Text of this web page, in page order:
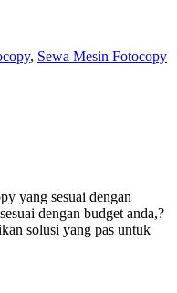
, Sewa Mesin Fotocopy
yang sesuai dengan
dengan budget anda,?
solusi yang pas untuk